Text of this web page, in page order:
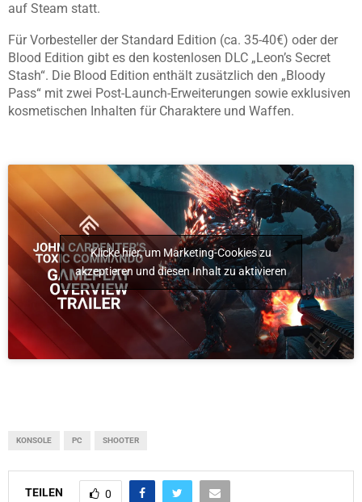
auf Steam statt.
Für Vorbesteller der Standard Edition (ca. 35-40€) oder der
Blood Edition gibt es den kostenlosen DLC „Leon’s Secret
Stash“. Die Blood Edition enthält zusätzlich den „Bloody
Pass“ mit zwei Post-Launch-Erweiterungen sowie exklusiven
kosmetischen Inhalten für Charaktere und Waffen.
Klicke hier, um Marketing-Cookies zu
akzeptieren und diesen Inhalt zu aktivieren
KONSOLE PC SHOOTER
TEILEN 0